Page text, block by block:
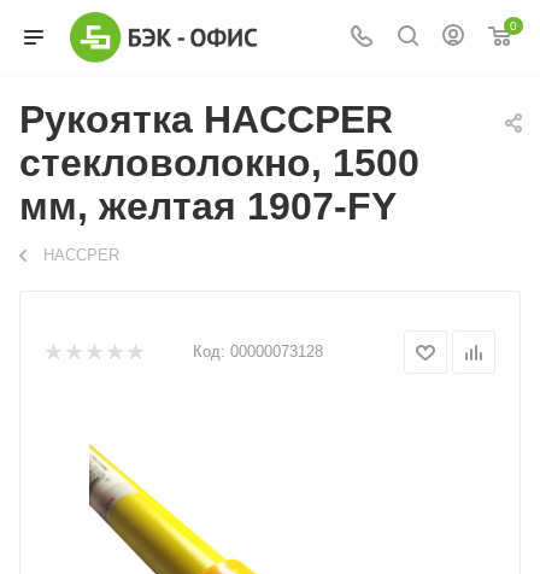
0
Рукоятка HACCPER
стекловолокно, 1500
мм, желтая 1907-FY
HACCPER
Код: 00000073128